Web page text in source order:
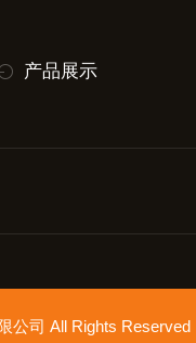
产品展示
公司 All Rights